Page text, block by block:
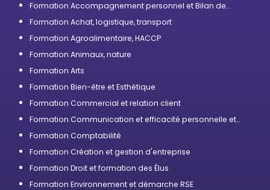
Formation Accompagnement personnel et Bilan de
Formation Achat, logistique, transport
Formation Agroalimentaire, HACCP
Formation Animaux, nature
Formation Arts
Formation Bien-être et Esthétique
Formation Commercial et relation client
Formation Communication et efficacité personnelle et
Formation Comptabilité
Formation Création et gestion d'entreprise
Formation Droit et formation des Élus
Formation Environnement et démarche RSE